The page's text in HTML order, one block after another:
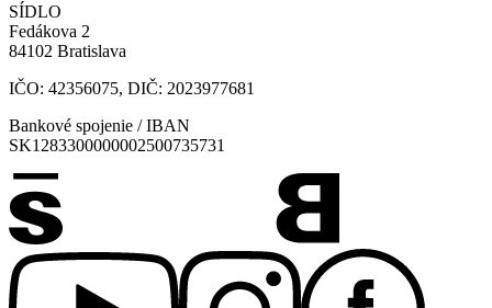
SÍDLO
Fedákova 2
84102 Bratislava
IČO: 42356075, DIČ: 2023977681
Bankové spojenie / IBAN
SK1283300000002500735731